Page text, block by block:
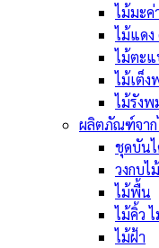
ไม้มะค่
ไม้แดง
ไม้ตะแ
ไม้เต็ง
ไม้รังพ
ผลิตภัณฑ์จาก
ชุดบัน
วงกบไ
ไม้พื้น
ไม้คิ้ว
ไม้ฝ้า